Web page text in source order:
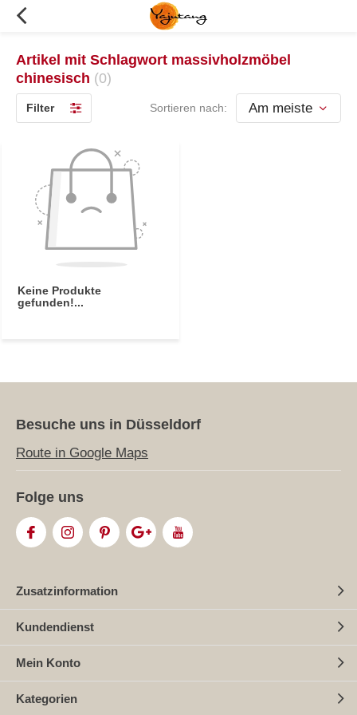
Artikel mit Schlagwort massivholzmöbel
chinesisch (0)
Filter Sortieren nach:
Keine Produkte
gefunden!...
Besuche uns in Düsseldorf
Route in Google Maps
Folge uns
Zusatzinformation
Kundendienst
Mein Konto
Kategorien